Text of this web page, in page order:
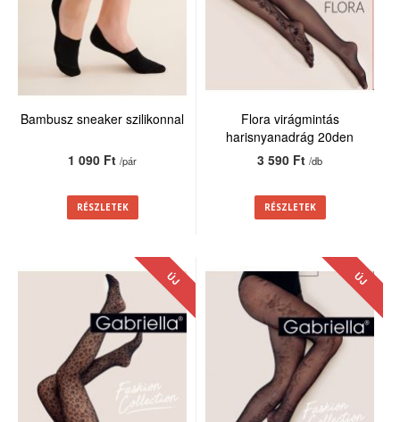
Bambusz sneaker szilikonnal
1 090 Ft/pár
RÉSZLETEK
Flora virágmintás
harisnyanadrág 20den
3 590 Ft/db
RÉSZLETEK
ÚJ ÚJ